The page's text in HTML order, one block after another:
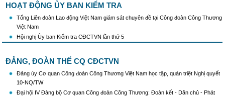
HOẠT ĐỘNG ỦY BAN KIỂM TRA
Tổng Liên đoàn Lao động Việt Nam giám sát chuyên đề tại Công đoàn Công Thương
Việt Nam
Hội nghị Ủy ban Kiểm tra CĐCTVN lần thứ 5
ĐẢNG, ĐOÀN THỂ CQ CĐCTVN
Đảng ủy Cơ quan Công đoàn Công Thương Việt Nam học tập, quán triệt Nghị quyết
10-NQ/TW
Đại hội IV Đảng bộ Cơ quan Công đoàn Công Thương: Đoàn kết - Dân chủ - Phát